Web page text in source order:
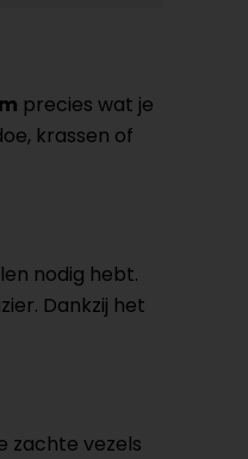
precies wat je
krassen of
nodig hebt.
Dankzij het
zachte vezels